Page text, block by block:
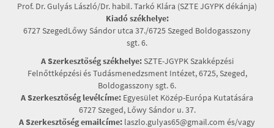
Prof. Dr. Gulyás László/Dr. habil. Tarkó Klára (SZTE JGYPK dékánja)
Kiadó székhelye:
6727 SzegedLőwy Sándor utca 37./6725 Szeged Boldogasszony
sgt. 6.
A Szerkesztőség székhelye:SZTE-JGYPK Szakképzési
Felnőttképzési és Tudásmenedzsment Intézet, 6725, Szeged,
Boldogasszony sgt. 6.
A Szerkesztőség levélcíme: Egyesület Közép-Európa Kutatására
6727 Szeged, Lőwy Sándor u. 37.
A Szerkesztőség emailcíme: laszlo.gulyas65@gmail.com és/vagy